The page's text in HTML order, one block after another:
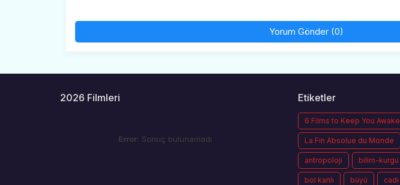
Yorum Gönder (0)
2026 Filmleri
Error: Sonuç bulunamadı
Etiketler
6 Films to Keep You Awake
La Fin Absolue du Monde
antropoloji bilim-kurgu
bol kanlı büyü cadı